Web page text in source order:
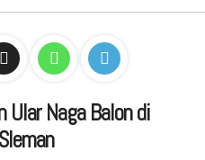
Ular Naga Balon di